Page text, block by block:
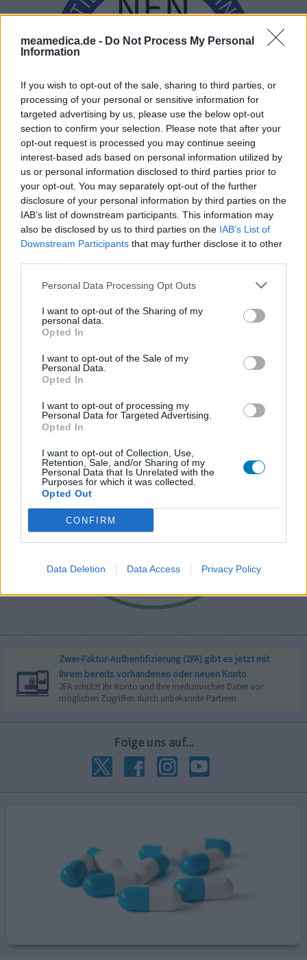
meamedica.de - Do Not Process My Personal
Information
If you wish to opt-out of the sale, sharing to third parties, or
processing of your personal or sensitive information for
targeted advertising by us, please use the below opt-out
section to confirm your selection. Please note that after your
opt-out request is processed you may continue seeing
interest-based ads based on personal information utilized by
us or personal information disclosed to third parties prior to
your opt-out. You may separately opt-out of the further
disclosure of your personal information by third parties on the
IAB’s list of downstream participants. This information may
also be disclosed by us to third parties on the IAB’s List of
Downstream Participants that may further disclose it to other
Personal Data Processing Opt Outs
I want to opt-out of the Sharing of my
personal data.
Opted In
I want to opt-out of the Sale of my
Personal Data.
Opted In
I want to opt-out of processing my
Personal Data for Targeted Advertising.
Opted In
I want to opt-out of Collection, Use,
Retention, Sale, and/or Sharing of my
Personal Data that Is Unrelated with the
Purposes for which it was collected.
Opted Out
CONFIRM
Data Deletion Data Access Privacy Policy
Zwei-Faktor-Authentifizierung (2FA) gibt es jetzt mit
Ihrem bereits vorhandenen oder neuen Konto
2FA schützt Ihr Konto und Ihre medizinischen Daten vor
möglichen Zugriffen durch unbekannte Parteien.
Folge uns auf...